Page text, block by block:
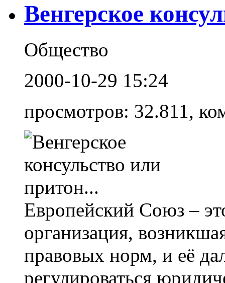
Венгерское
Общество
2000-10-29 15:24
просмотров: 32.811,
Европейский Союз –
организация,
правовых норм, и её
регулироваться